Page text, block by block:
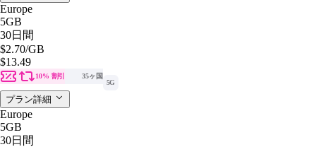
Europe
5GB
30日間
$2.70/GB
$13.49
10% 割引
35ヶ国
5G
プラン詳細
Europe
5GB
30日間